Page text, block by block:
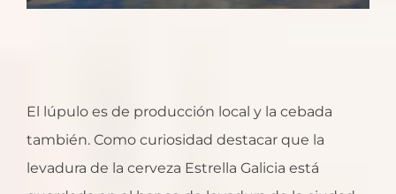
El lúpulo es de producción local y la cebada
también. Como curiosidad destacar que la
levadura de la cerveza Estrella Galicia está